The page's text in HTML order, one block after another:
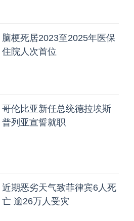
脑梗死居2023至2025年医保
住院人次首位
哥伦比亚新任总统德拉埃斯
普列亚宣誓就职
近期恶劣天气致菲律宾6人死
亡 逾26万人受灾